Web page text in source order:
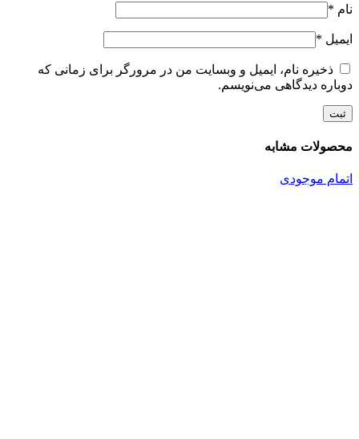
نام *
ایمیل *
ذخیره نام، ایمیل و وبسایت من در مرورگر برای زمانی که
دوباره دیدگاهی می‌نویسم.
محصولات مشابه
اتمام موجودی